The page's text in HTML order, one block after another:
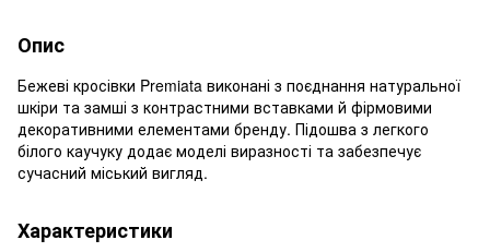
Опис
Бежеві кросівки Premiata виконані з поєднання натуральної
шкіри та замші з контрастними вставками й фірмовими
декоративними елементами бренду. Підошва з легкого
білого каучуку додає моделі виразності та забезпечує
сучасний міський вигляд.
Характеристики